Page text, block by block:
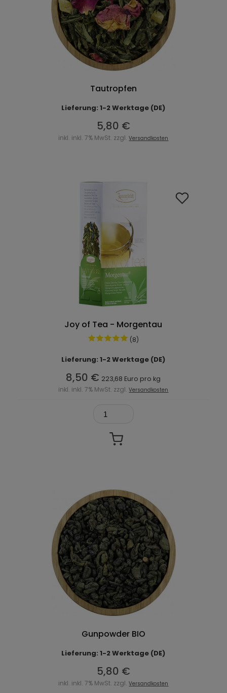
Tautropfen
Lieferung: 1-2 Werktage (DE)
5,80 €
inkl. inkl. 7% MwSt. zzgl.Versandkosten
Joy of Tea - Morgentau
(8)
Lieferung: 1-2 Werktage (DE)
8,50 € 223,68 Euro pro kg
inkl. inkl. 7% MwSt. zzgl.Versandkosten
Gunpowder BIO
Lieferung: 1-2 Werktage (DE)
5,80 €
inkl. inkl. 7% MwSt. zzgl.Versandkosten